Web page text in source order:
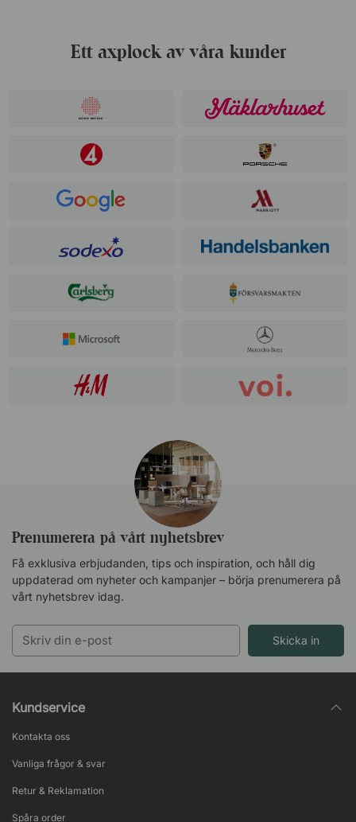
Ett axplock av våra kunder
Prenumerera på vårt nyhetsbrev
Få exklusiva erbjudanden, tips och inspiration, och håll dig
uppdaterad om nyheter och kampanjer – börja prenumerera på
vårt nyhetsbrev idag.
Skicka in
Kundservice
Kontakta oss
Vanliga frågor & svar
Retur & Reklamation
Spåra order